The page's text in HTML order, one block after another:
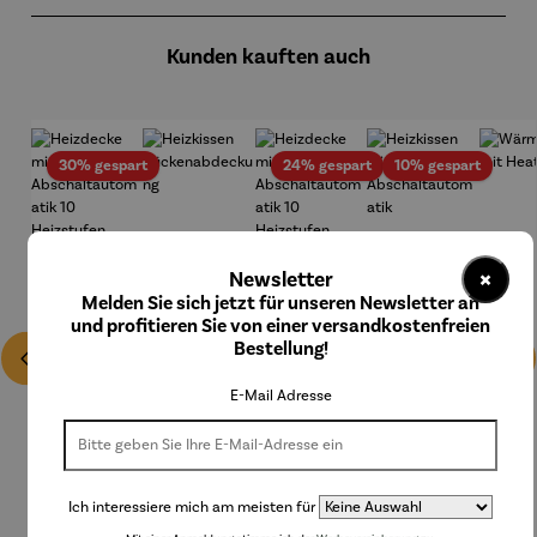
Kunden kauften auch
30% gespartRabatt 24% gespartRabatt10% gespartRabatt
×
Newsletter
Melden Sie sich jetzt für unseren Newsletter an
und profitieren Sie von einer versandkostenfreien
Bestellung!
E-Mail Adresse
Ich interessiere mich am meisten für